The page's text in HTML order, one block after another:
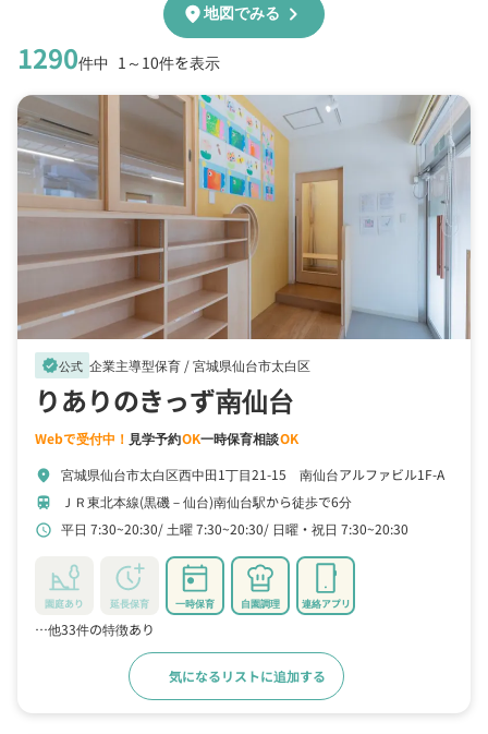
1290件中 1～10件を表示
location_on地図でみる chevron_right
verified公式 企業主導型保育 /宮城県仙台市太白区
りありのきっず南仙台
Webで受付中！ 見学予約OK一時保育相談OK
location_on 宮城県仙台市太白区西中田1丁目21-15 南仙台アルファビル1F-A
train ＪＲ東北本線(黒磯－仙台)南仙台駅から徒歩で6分
schedule 平日 7:30~20:30 土曜 7:30~20:30 日曜・祝日 7:30~20:30
園庭あり 延長保育 一時保育 自園調理 連絡アプリ
…他33件の特徴あり
気になるリストに追加する